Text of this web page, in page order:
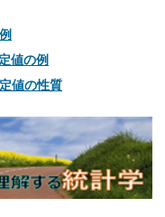
値の例
値の性質